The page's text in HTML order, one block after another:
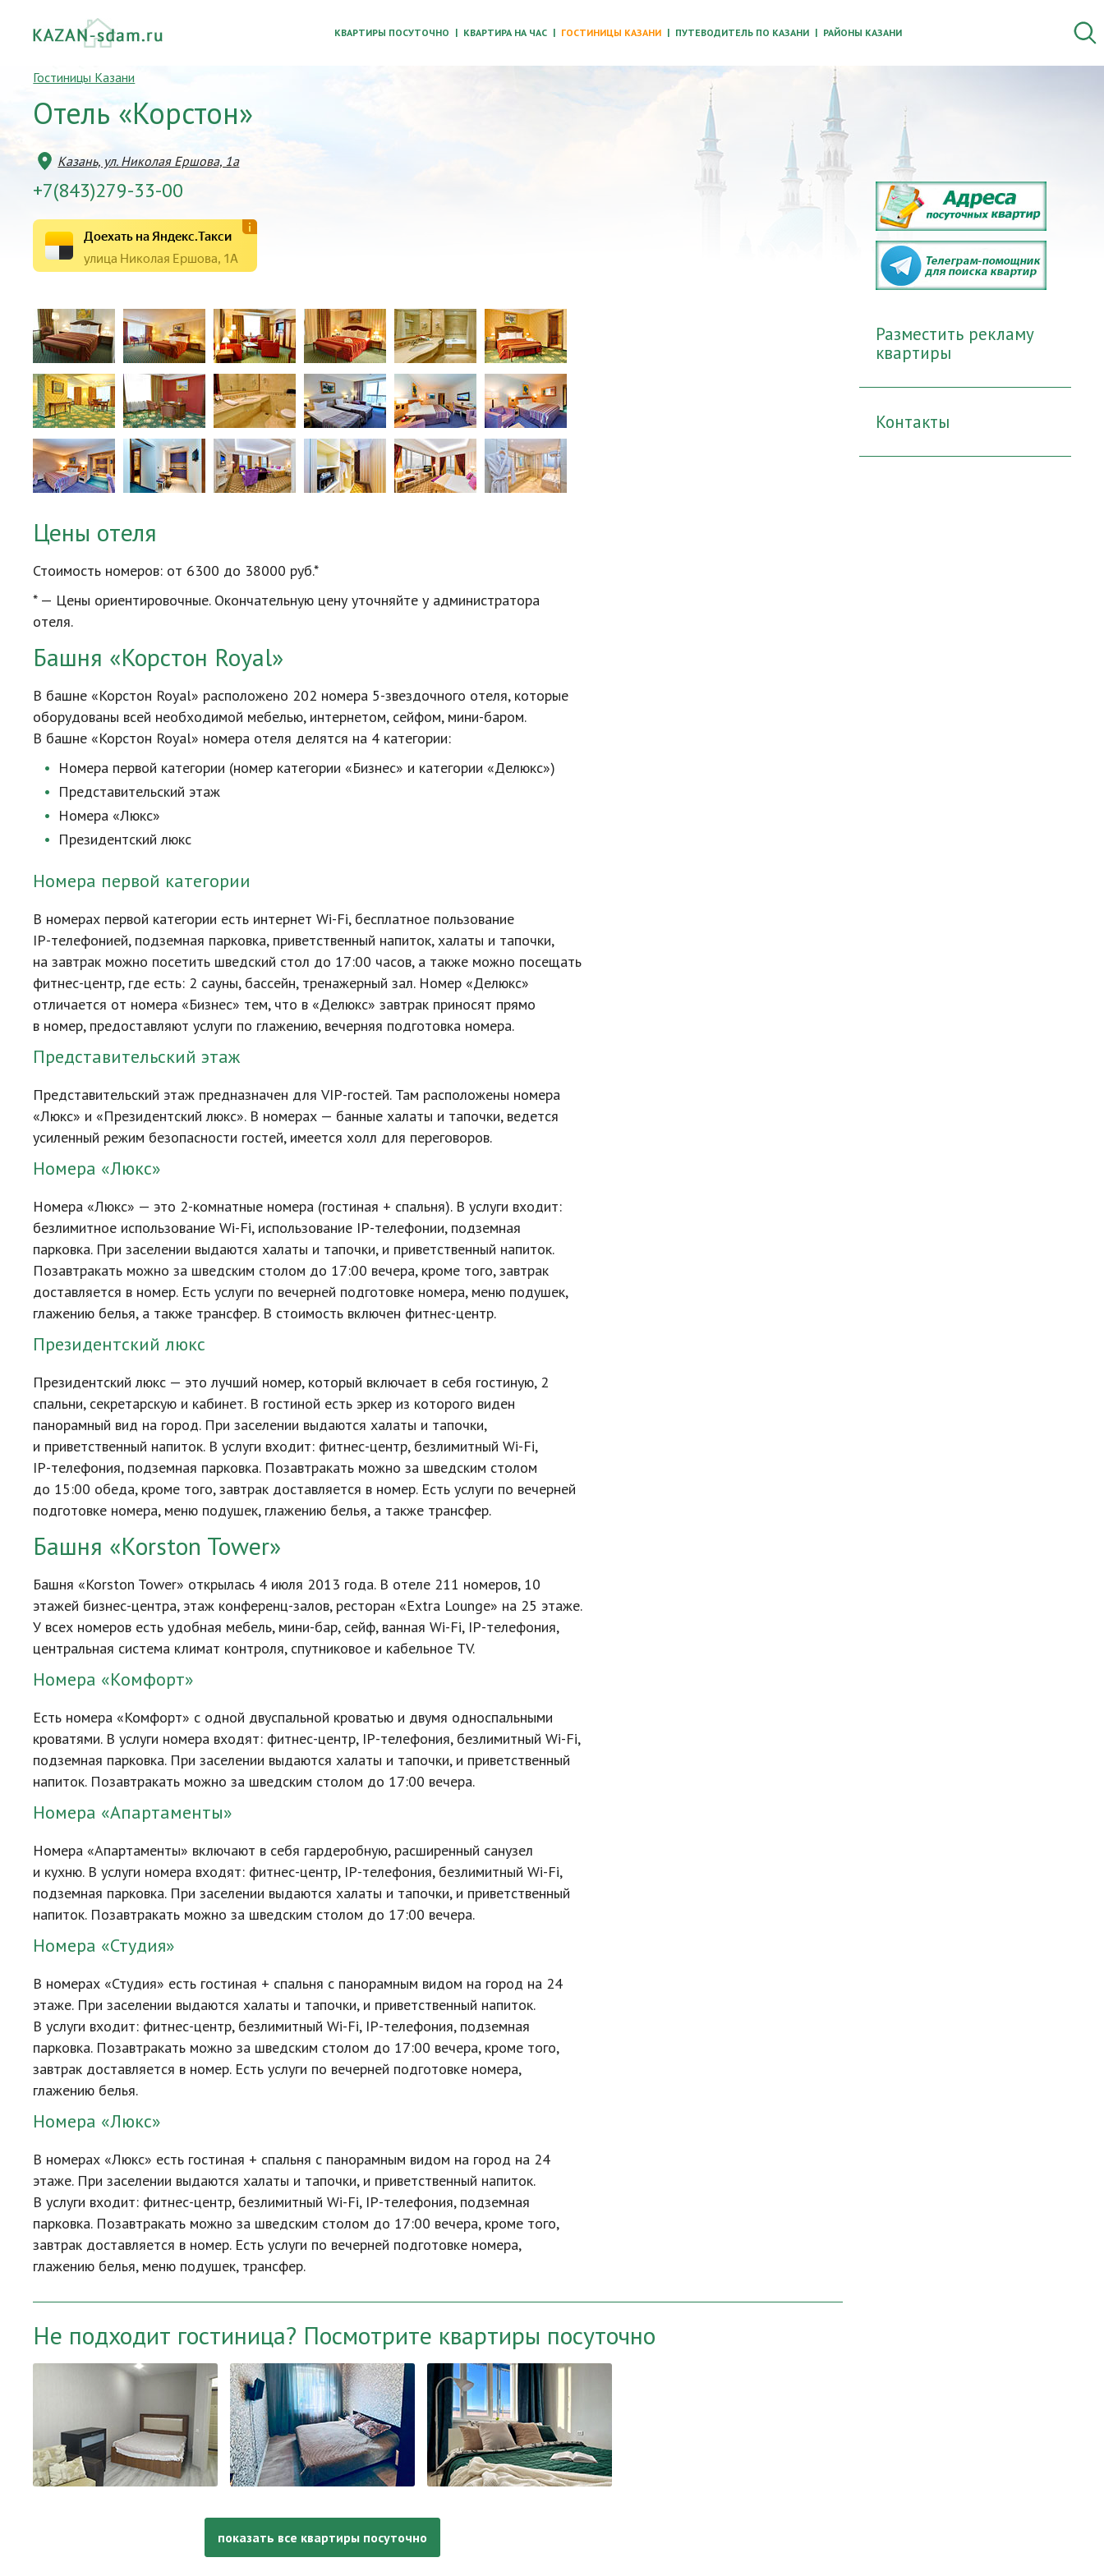
КВАРТИРЫ ПОСУТОЧНО КВАРТИРА НА ЧАС ГОСТИНИЦЫ КАЗАНИ ПУТЕВОДИТЕЛЬ ПО КАЗАНИ РАЙОНЫ КАЗАНИ
Гостиницы Казани
Отель «Корстон»
Казань, ул. Николая Ершова, 1а
+7(843)279-33-00
Доехать на Яндекс.Такси
улица Николая Ершова, 1А
Цены отеля
Стоимость номеров: от 6300 до 38000 руб.*
* — Цены ориентировочные. Окончательную цену уточняйте у администратора
отеля.
Башня «Корстон Royal»
В башне «Корстон Royal» расположено 202 номера 5-звездочного отеля, которые
оборудованы всей необходимой мебелью, интернетом, сейфом, мини-баром.
В башне «Корстон Royal» номера отеля делятся на 4 категории:
Номера первой категории (номер категории «Бизнес» и категории «Делюкс»)
Представительский этаж
Номера «Люкс»
Президентский люкс
Номера первой категории
В номерах первой категории есть интернетWi-Fi, бесплатное пользование
IP-телефонией, подземная парковка, приветственный напиток, халаты и тапочки,
на завтрак можно посетить шведский стол до 17:00 часов, а также можно посещать
фитнес-центр, где есть: 2 сауны, бассейн, тренажерный зал. Номер «Делюкс»
отличается от номера «Бизнес» тем, что в «Делюкс» завтрак приносят прямо
в номер, предоставляют услуги по глажению, вечерняя подготовка номера.
Представительский этаж
Представительский этаж предназначен дляVIP-гостей. Там расположены номера
«Люкс» и «Президентский люкс». В номерах — банные халаты и тапочки, ведется
усиленный режим безопасности гостей, имеется холл для переговоров.
Номера «Люкс»
Номера «Люкс» — это 2-комнатные номера (гостиная + спальня). В услуги входит:
безлимитное использованиеWi-Fi, использование IP-телефонии, подземная
парковка. При заселении выдаются халаты и тапочки, и приветственный напиток.
Позавтракать можно за шведским столом до 17:00 вечера, кроме того, завтрак
доставляется в номер. Есть услуги по вечерней подготовке номера, меню подушек,
глажению белья, а также трансфер. В стоимость включен фитнес-центр.
Президентский люкс
Президентский люкс — это лучший номер, который включает в себя гостиную, 2
спальни, секретарскую и кабинет. В гостиной есть эркер из которого виден
панорамный вид на город. При заселении выдаются халаты и тапочки,
и приветственный напиток. В услуги входит: фитнес-центр, безлимитныйWi-Fi,
IP-телефония, подземная парковка. Позавтракать можно за шведским столом
до 15:00 обеда, кроме того, завтрак доставляется в номер. Есть услуги по вечерней
подготовке номера, меню подушек, глажению белья, а также трансфер.
Башня «Korston Tower»
Башня «Korston Tower» открылась 4 июля 2013 года. В отеле 211 номеров, 10
этажей бизнес-центра, этаж конференц-залов, ресторан «Extra Lounge» на 25 этаже.
У всех номеров есть удобная мебель, мини-бар, сейф, ваннаяWi-Fi, IP-телефония,
центральная система климат контроля, спутниковое и кабельное TV.
Номера «Комфорт»
Есть номера «Комфорт» с одной двуспальной кроватью и двумя односпальными
кроватями. В услуги номера входят: фитнес-центр, IP-телефония, безлимитныйWi-Fi,
подземная парковка. При заселении выдаются халаты и тапочки, и приветственный
напиток. Позавтракать можно за шведским столом до 17:00 вечера.
Номера «Апартаменты»
Номера «Апартаменты» включают в себя гардеробную, расширенный санузел
и кухню. В услуги номера входят: фитнес-центр, IP-телефония, безлимитныйWi-Fi,
подземная парковка. При заселении выдаются халаты и тапочки, и приветственный
напиток. Позавтракать можно за шведским столом до 17:00 вечера.
Номера «Студия»
В номерах «Студия» есть гостиная + спальня с панорамным видом на город на 24
этаже. При заселении выдаются халаты и тапочки, и приветственный напиток.
В услуги входит: фитнес-центр, безлимитныйWi-Fi, IP-телефония, подземная
парковка. Позавтракать можно за шведским столом до 17:00 вечера, кроме того,
завтрак доставляется в номер. Есть услуги по вечерней подготовке номера,
глажению белья.
Номера «Люкс»
В номерах «Люкс» есть гостиная + спальня с панорамным видом на город на 24
этаже. При заселении выдаются халаты и тапочки, и приветственный напиток.
В услуги входит: фитнес-центр, безлимитныйWi-Fi, IP-телефония, подземная
парковка. Позавтракать можно за шведским столом до 17:00 вечера, кроме того,
завтрак доставляется в номер. Есть услуги по вечерней подготовке номера,
глажению белья, меню подушек, трансфер.
Не подходит гостиница? Посмотрите квартиры посуточно
показать все квартиры посуточно
Разместить рекламу
квартиры
Контакты